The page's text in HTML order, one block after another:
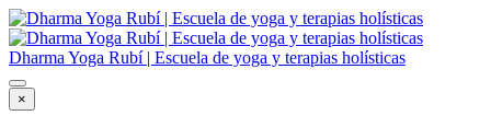
Dharma Yoga Rubí | Escuela de yoga y terapias holísticas
×